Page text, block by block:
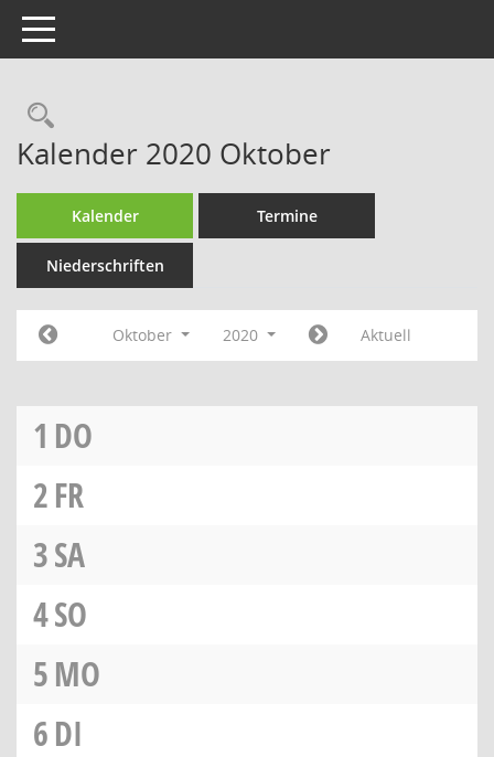
Toggle navigation
Rechercheauswahl
Kalender 2020 Oktober
Kalender Termine
Niederschriften
Oktober 2020 Aktuell
1 DO
2FR
3SA
4SO
5MO
6DI